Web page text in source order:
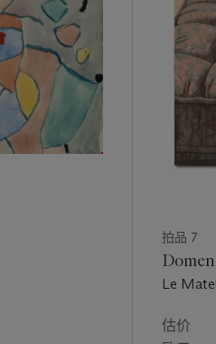
拍品 7
Le
估价